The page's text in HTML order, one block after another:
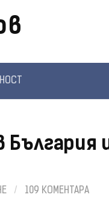
България
/ 109 КОМЕНТАРА